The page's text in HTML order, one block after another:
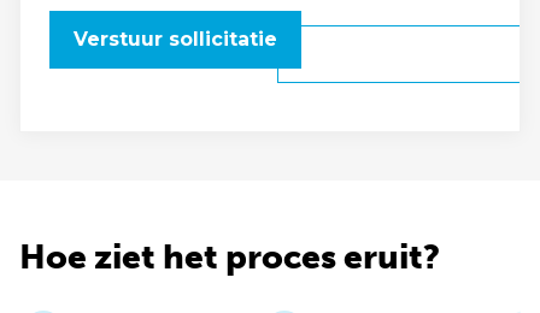
Verstuur sollicitatie
Hoe ziet het proces eruit?